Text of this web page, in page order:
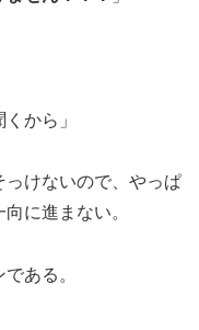
から」
っけないので、やっぱ
に進まない。
ある。